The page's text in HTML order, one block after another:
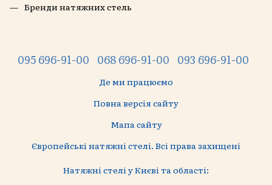
Бренди натяжних стель
095 696-91-00 068 696-91-00 093 696-91-00
Де ми працюємо
Повна версія сайту
Мапа сайту
Європейські натяжні стелі. Всі права захищені
Натяжні стелі у Києві та області: